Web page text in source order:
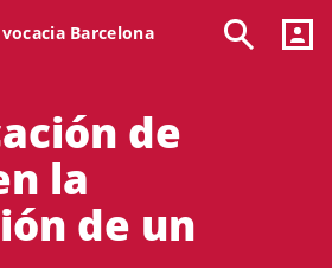
Barcelona
de
la
de un